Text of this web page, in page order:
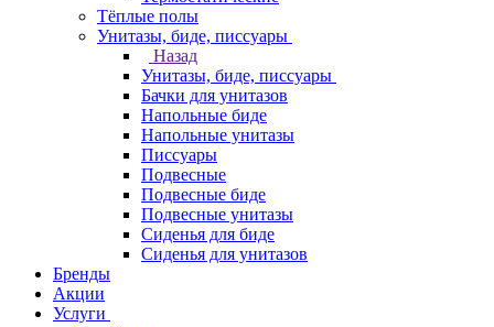
Тёплые полы
Унитазы, биде, писсуары
Назад
Унитазы, биде, писсуары
Бачки для унитазов
Напольные биде
Напольные унитазы
Писсуары
Подвесные
Подвесные биде
Подвесные унитазы
Сиденья для биде
Сиденья для унитазов
Бренды
Акции
Услуги